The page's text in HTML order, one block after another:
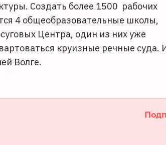
Создать более 1500 рабочих
4 общеобразовательные школы,
Центра, один из них уже
круизные речные суда.
Волге.